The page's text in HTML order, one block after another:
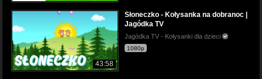
43:58
Słoneczko - Kołysanka na dobranoc |
Jagódka TV
Jagódka TV - Kołysanki dla dzieci
1080p